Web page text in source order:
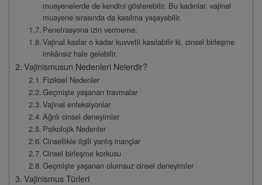
muayenelerde de kendini gösterebilir. Bu kadınlar, vajinal
muayene sırasında da kasılma yaşayabilir.
Penetrasyona izin vermeme:
Vajinal kaslar o kadar kuvvetli kasılabilir ki, cinsel birleşme
imkânsız hale gelebilir.
Vajinismusun Nedenleri Nelerdir?
Fiziksel Nedenler
Geçmişte yaşanan travmalar
Vajinal enfeksiyonlar
Ağrılı cinsel deneyimler
Psikolojik Nedenler
Cinsellikle ilgili yanlış inançlar
Cinsel birleşme korkusu
Geçmişte yaşanan olumsuz cinsel deneyimler
Vajinismus Türleri